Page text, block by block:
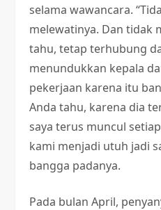
selama wawancara.
melewatinya. Dan tidak
tahu, tetap terhubung
menundukkan kepala
pekerjaan karena itu
Anda tahu, karena dia
saya terus muncul
kami menjadi utuh jadi
bangga padanya.
Pada bulan April,